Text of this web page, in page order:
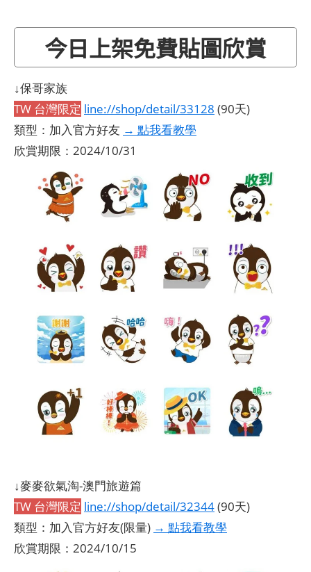
今日上架免費貼圖欣賞
↓保哥家族
TW 台灣限定 line://shop/detail/33128 (90天)
類型：加入官方好友 → 點我看教學
欣賞期限：2024/10/31
↓麥麥欲氣淘-澳門旅遊篇
TW 台灣限定 line://shop/detail/32344(90天)
類型：加入官方好友(限量) → 點我看教學
欣賞期限：2024/10/15